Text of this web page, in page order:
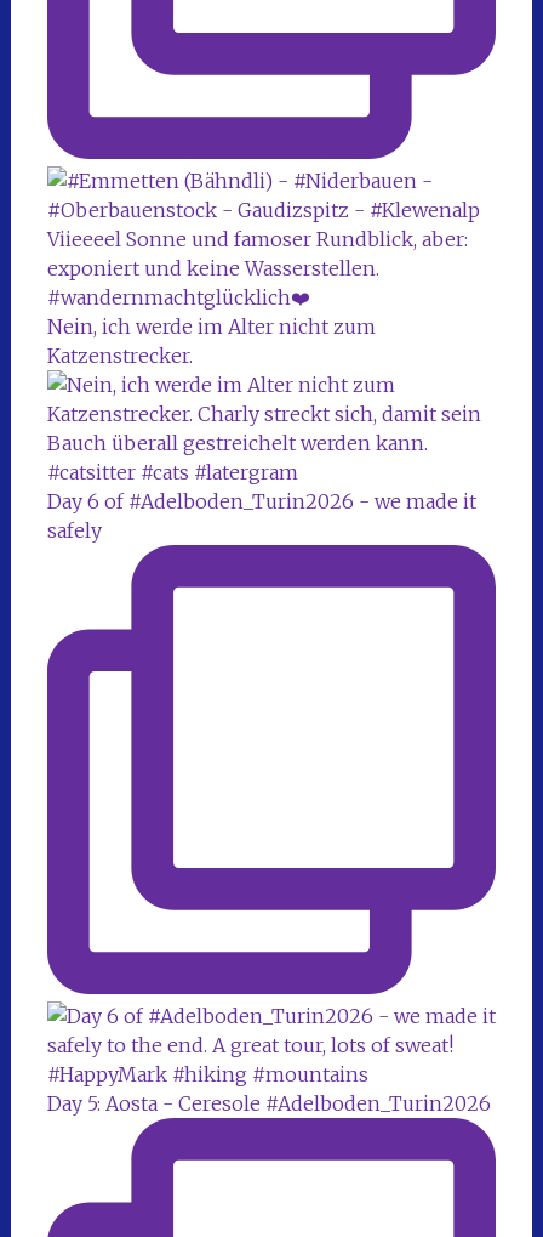
Nein, ich werde im Alter nicht zum
Katzenstrecker.
Day 6 of #Adelboden_Turin2026 - we made it
safely
Day 5: Aosta - Ceresole #Adelboden_Turin2026